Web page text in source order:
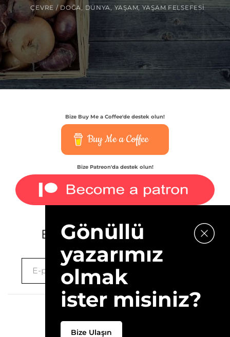
ÇEVRE / DOĞA , DÜNYA, YAŞAM,YAŞAM FELSEFESI
Bize Buy Me a Coffee'de destek olun!
Buy Me a Coffee
Bize Patreon'da destek olun!
E-bültenimize kaydolun.
Hakkımızda
Gönüllü
yazarımız
olmak
ister misiniz?
Bize Ulaşın